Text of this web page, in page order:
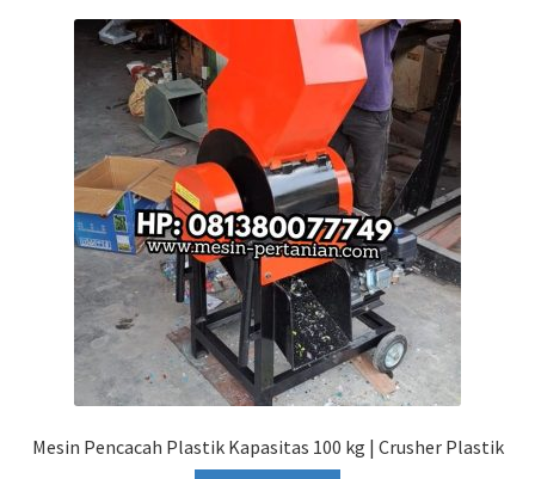
Sample Page
Mesin Pencacah Plastik Kapasitas 100 kg | Crusher Plastik